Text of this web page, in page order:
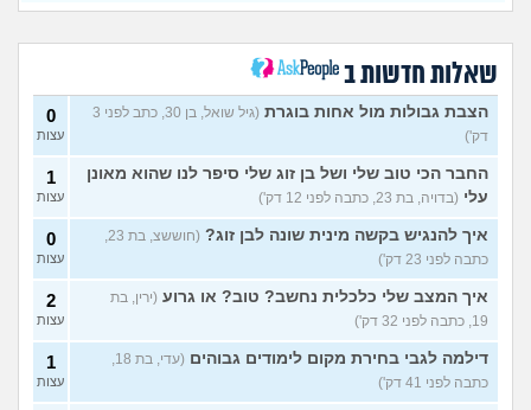
ותקין?
(לירון, בן 31) עצות
איך להתגבר על רצון לקשר
לפני הזמן?
(אנונימית, בת 21)
כשאתם רואים מישהי ברשתות
החברתיות שהכול אצלה סביב
הבילויים, זה מוריד לכם?
(לחם ושעשועים, בן 36)
13
עצות
כשרבתי עם בת הזוג שלי,
דחפתי אותה מתוך כעס. איך
להתמודד?
40)
13
עצות
איך להסביר לה שאני רוצה
20
בעיות ביני לבית הזוג, מה
(אנונימי, בן 24)
6
שאלות חדשות ב
הצבת גבולות מול אחות בוגרת
(גיל שואל, בן 30, כתב לפני 3
דק')
0
עצות
החבר הכי טוב שלי ושל בן זוג שלי סיפר לנו שהוא מאונן
עלי (בדויה, בת 23, כתבה לפני 12 דק')
1
עצות
איך להנגיש בקשה מינית שונה לבן זוג?
(חוששצ, בת 23,
כתבה לפני 23 דק')
0
עצות
איך המצב שלי כלכלית נחשב? טוב? או גרוע (ירין, בת
19, כתבה לפני 32 דק')
2
עצות
דילמה לגבי בחירת מקום לימודים גבוהים
(עדי, בת 18,
כתבה לפני 41 דק')
1
עצות